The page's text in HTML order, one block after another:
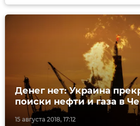
15 августа 2018, 17:12
Денег нет: Украина
поиски нефти и газа в